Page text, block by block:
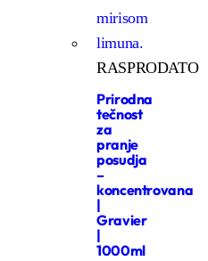
RASPRODATO
Prirodna
tečnost
za
pranje
posudja
–
koncentrovana
|
Gravier
|
1000ml